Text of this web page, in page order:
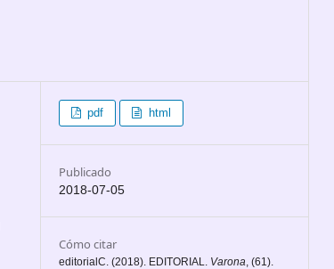
pdf html
Publicado
2018-07-05
Cómo citar
editorialC. (2018). EDITORIAL. Varona, (61).